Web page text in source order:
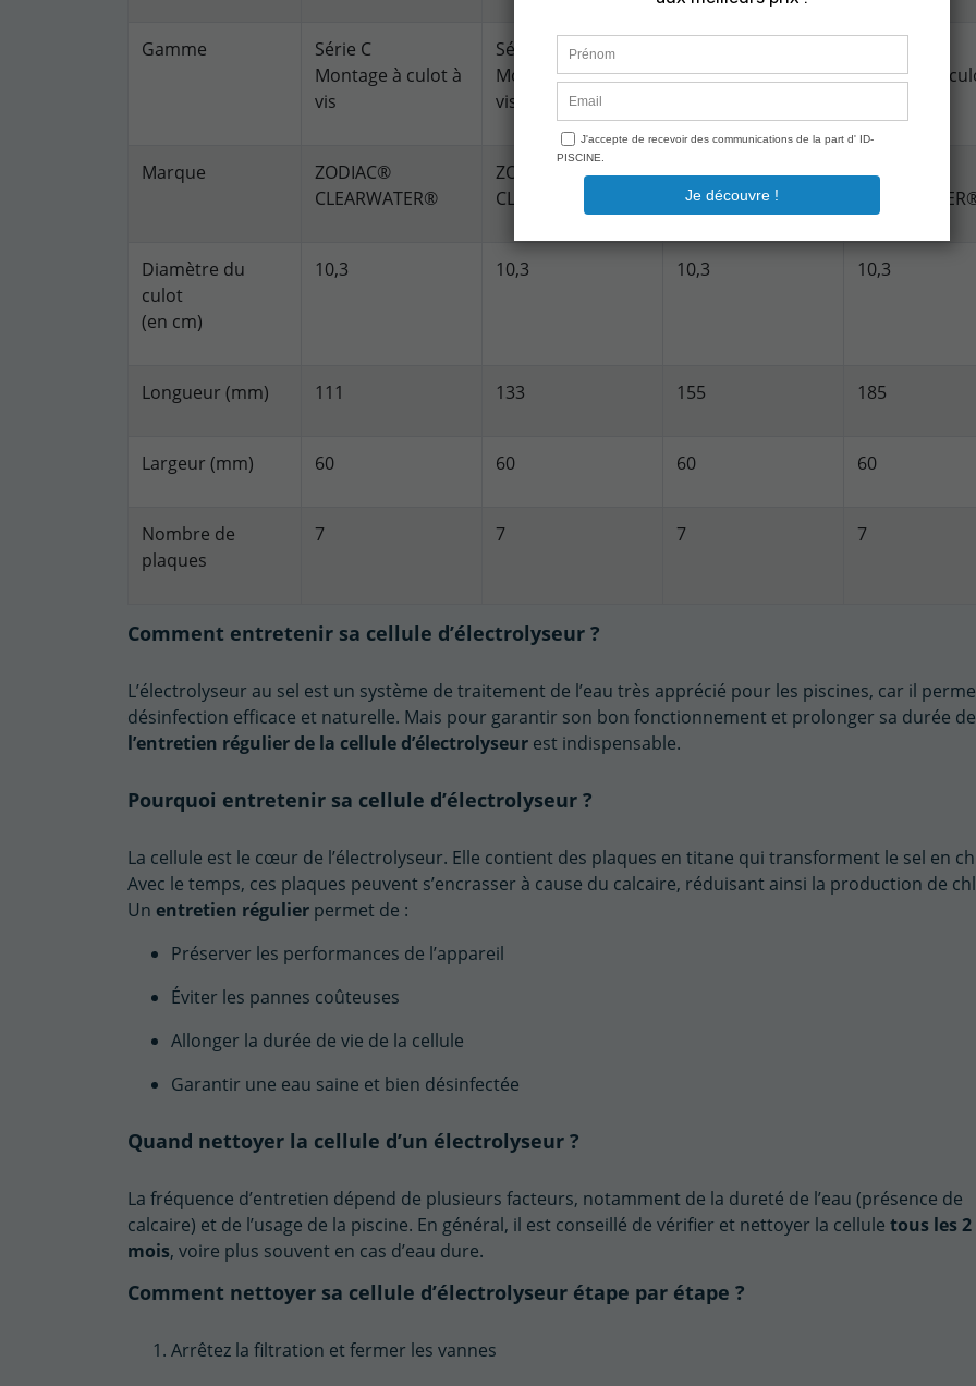
Gamme
Série C
Montage à culot à
vis
Série C
Montage à culot à
vis
Montage à culot à
Montage à
Marque
ZODIAC®
CLEARWATER®
ZODIAC®
CLEARWATER®
ZODIAC®
CLEARWATER®
ZODIAC®
Diamètre du
culot
(en cm)
10,3 10,3 10,3 10,3
Longueur (mm) 111 133 155 185
Largeur (mm) 60 60 60 60
Nombre de
plaques
7 7 7 7
Comment entretenir sa cellule d’électrolyseur ?
L’électrolyseur au sel est un système de traitement de l’eau très apprécié pour les piscines, car il
désinfection efficace et naturelle. Mais pour garantir son bon fonctionnement et prolonger sa durée
l’entretien régulier de la cellule d’électrolyseur est indispensable.
Pourquoi entretenir sa cellule d’électrolyseur ?
La cellule est le cœur de l’électrolyseur. Elle contient des plaques en titane qui transforment le sel en
Avec le temps, ces plaques peuvent s’encrasser à cause du calcaire, réduisant ainsi la production de
Un entretien régulier permet de :
Préserver les performances de l’appareil
Éviter les pannes coûteuses
Allonger la durée de vie de la cellule
Garantir une eau saine et bien désinfectée
Quand nettoyer la cellule d’un électrolyseur ?
La fréquence d’entretien dépend de plusieurs facteurs, notamment de la dureté de l’eau (présence de
calcaire) et de l’usage de la piscine. En général, il est conseillé de vérifier et nettoyer la cellule tous les 2
mois, voire plus souvent en cas d’eau dure.
Comment nettoyer sa cellule d’électrolyseur étape par étape ?
Arrêtez la filtration et fermer les vannes